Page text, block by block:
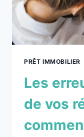
PRÊT IMMOBILIER
Les
de vos